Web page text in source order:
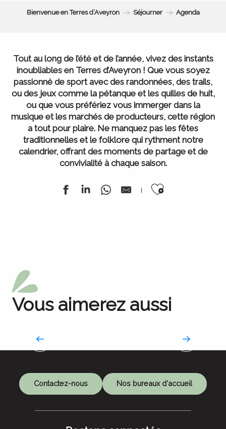
Bienvenue en Terres d’Aveyron Séjourner Agenda
Tout au long de l’été et de l’année, vivez des instants
inoubliables en Terres d’Aveyron ! Que vous soyez
passionné de sport avec des randonnées, des trails,
ou des jeux comme la pétanque et les quilles de huit,
ou que vous préfériez vous immerger dans la
musique et les marchés de producteurs, cette région
a tout pour plaire. Ne manquez pas les fêtes
traditionnelles et le folklore qui rythment notre
calendrier, offrant des moments de partage et de
convivialité à chaque saison.
Ajouter
Vous aimerez aussi
Contactez-nous Nos bureaux d'accueil